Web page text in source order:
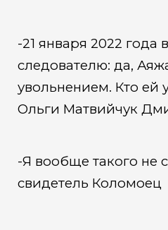
-21 января 2022 года
следователю: да,
увольнением. Кто ей
Ольги Матвийчук
-Я вообще такого
свидетель Коломоец